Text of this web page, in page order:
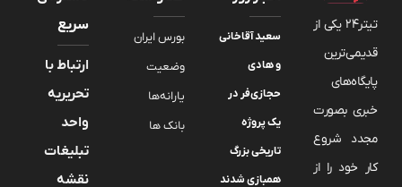
تیتر24 یکی از
قدیمی‌ترین
پایگاه‌های
خبری بصورت
مجدد شروع
کار خود را از
سعید آقاخانی
و هادی
حجازی‌فر در
یک پروژه
تاریخی بزرگ
همبازی شدند
بورس ایران
وضعیت
یارانه‌ها
بانک ها
سریع
ارتباط با
تحریریه
واحد
تبلیغات
نقشه